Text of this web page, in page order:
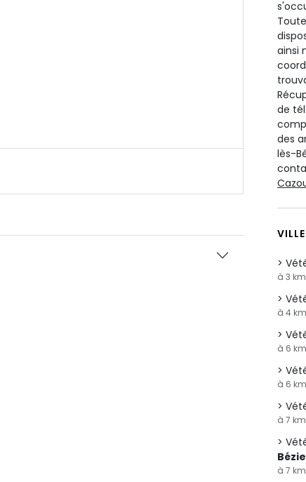
ainsi
de
des
lès-
à 3
à 4
à 6
à 6
à 7
à 7